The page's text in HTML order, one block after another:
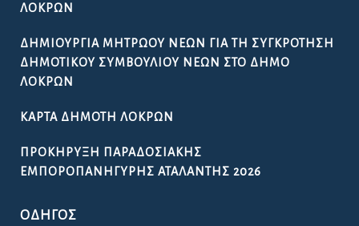
ΛΟΚΡΏΝ
ΔΗΜΙΟΥΡΓΊΑ ΜΗΤΡΏΟΥ ΝΈΩΝ ΓΙΑ ΤΗ ΣΥΓΚΡΌΤΗΣΗ
ΔΗΜΟΤΙΚΟΎ ΣΥΜΒΟΥΛΊΟΥ ΝΈΩΝ ΣΤΟ ΔΉΜΟ
ΛΟΚΡΏΝ
ΚΆΡΤΑ ΔΗΜΌΤΗ ΛΟΚΡΏΝ
ΠΡΟΚΉΡΥΞΗ ΠΑΡΑΔΟΣΙΑΚΉΣ
ΕΜΠΟΡΟΠΑΝΉΓΥΡΗΣ ΑΤΑΛΆΝΤΗΣ 2026
ΟΔΗΓΌΣ